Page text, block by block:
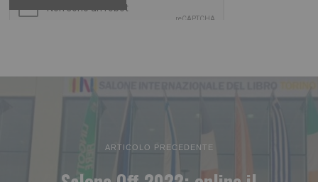
ARTICOLO PRECEDENTE